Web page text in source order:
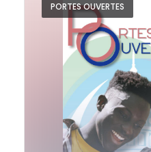
PORTES OUVERTES